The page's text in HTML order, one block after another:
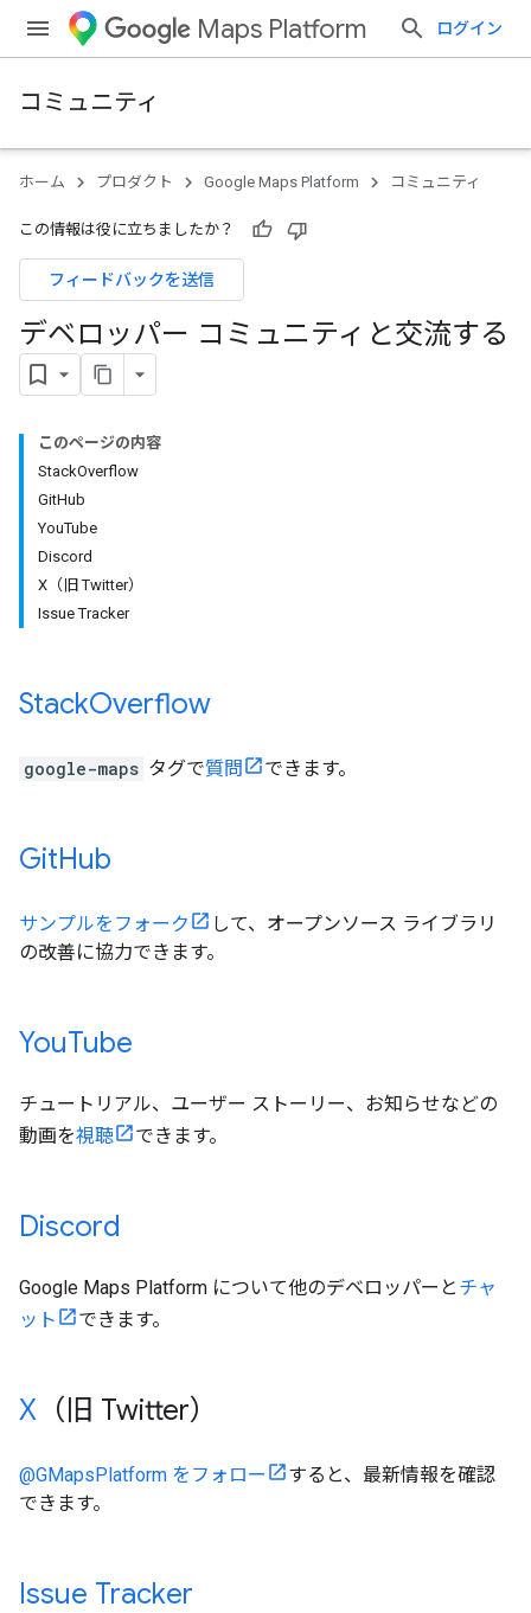
Maps Platform ログイン
コミュニティ
ホーム プロダクト Google Maps Platform コミュニティ
この情報は役に立ちましたか？
フィードバックを送信
デベロッパー コミュニティと交流する
このページの内容
StackOverflow
GitHub
YouTube
Discord
X（旧 Twitter）
Issue Tracker
StackOverflow
google-maps タグで質問 できます。
GitHub
サンプルをフォーク
して、オープンソース ライブラリ
の改善に協力できます。
YouTube
チュートリアル、ユーザー ストーリー、お知らせなどの
動画を視聴 できます。
Discord
Google Maps Platform について他のデベロッパーと チャ
ット
できます。
X （旧 Twitter）
@GMapsPlatform をフォロー
すると、最新情報を確認
できます。
Issue Tracker